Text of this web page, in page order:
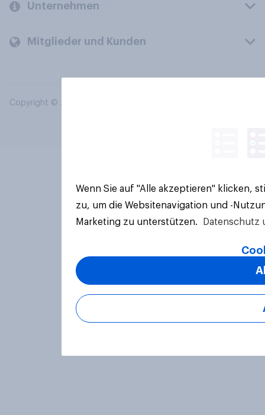
Unternehmen
Mitglieder und Kunden
Copyright © 2026 YouGov PLC. Alle Rechte vorbehalten.
Wenn Sie auf "Alle akzeptieren" klicken,
zu, um die Websitenavigation und -
Marketing zu unterstützen.
Datenschutz